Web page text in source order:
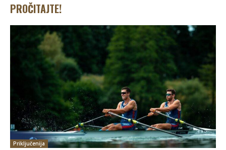
PROČITAJTE!
Priključenija